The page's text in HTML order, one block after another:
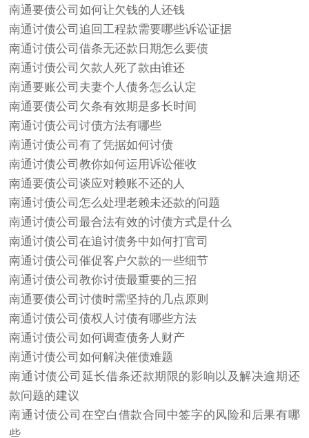
南通要债公司如何让欠钱的人还钱
南通讨债公司追回工程款需要哪些诉讼证据
南通讨债公司借条无还款日期怎么要债
南通讨债公司 欠款人死了款由谁还
南通要账公司夫妻个人债务怎么认定
南通要债公司欠条有效期是多长时间
南通讨债公司讨债方法有哪些
南通讨债公司有了凭据如何讨债
南通讨债公司教你如何运用诉讼催收
南通要债公司谈应对赖账不还的人
南通讨债公司怎么处理老赖未还款的问题
南通讨债公司最合法有效的讨债方式是什么
南通讨债公司在追讨债务中如何打官司
南通讨债公司催促客户欠款的一些细节
南通讨债公司教你讨债最重要的三招
南通要债公司讨债时需坚持的几点原则
南通讨债公司债权人讨债有哪些方法
南通讨债公司如何调查债务人财产
南通讨债公司如何解决催债难题
南通讨债公司延长借条还款期限的影响以及解决逾期还
款问题的建议
南通讨债公司在空白借款合同中签字的风险和后果有哪
些